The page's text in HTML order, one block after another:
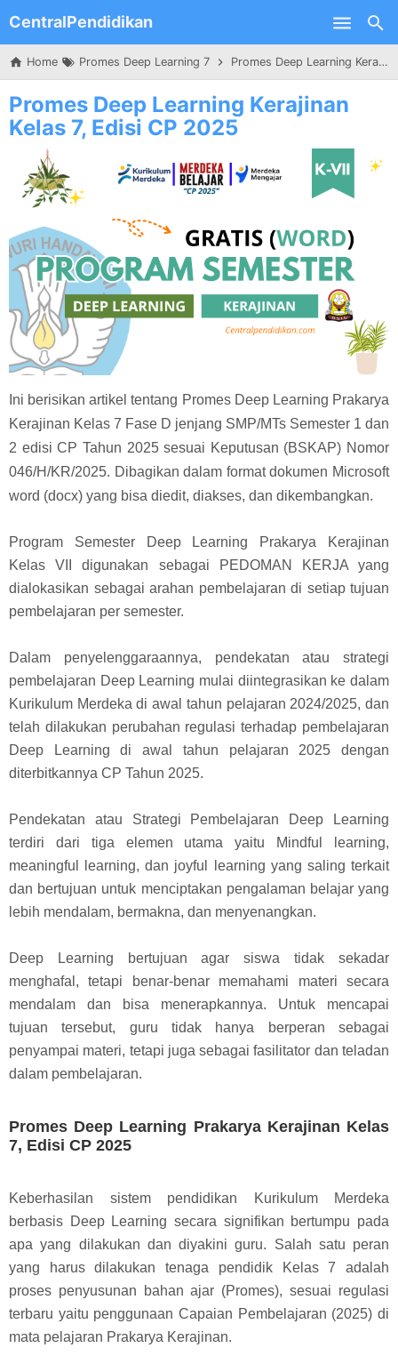
Skip to main content
CentralPendidikan
Home Promes Deep Learning 7 Promes Deep Learning Kerajinan Kelas 7, Edisi CP 2025
Promes Deep Learning Kerajinan
Kelas 7, Edisi CP 2025
Ini berisikan artikel tentang Promes Deep Learning Prakarya
Kerajinan Kelas 7 Fase D jenjang SMP/MTs Semester 1 dan
2 edisi CP Tahun 2025 sesuai Keputusan (BSKAP) Nomor
046/H/KR/2025. Dibagikan dalam format dokumen Microsoft
word (docx) yang bisa diedit, diakses, dan dikembangkan.
Program Semester Deep Learning Prakarya Kerajinan
Kelas VII digunakan sebagai PEDOMAN KERJA yang
dialokasikan sebagai arahan pembelajaran di setiap tujuan
pembelajaran per semester.
Dalam penyelenggaraannya, pendekatan atau strategi
pembelajaran Deep Learning mulai diintegrasikan ke dalam
Kurikulum Merdeka di awal tahun pelajaran 2024/2025, dan
telah dilakukan perubahan regulasi terhadap pembelajaran
Deep Learning di awal tahun pelajaran 2025 dengan
diterbitkannya CP Tahun 2025.
Pendekatan atau Strategi Pembelajaran Deep Learning
terdiri dari tiga elemen utama yaitu Mindful learning,
meaningful learning, dan joyful learning yang saling terkait
dan bertujuan untuk menciptakan pengalaman belajar yang
lebih mendalam, bermakna, dan menyenangkan.
Deep Learning bertujuan agar siswa tidak sekadar
menghafal, tetapi benar-benar memahami materi secara
mendalam dan bisa menerapkannya. Untuk mencapai
tujuan tersebut, guru tidak hanya berperan sebagai
penyampai materi, tetapi juga sebagai fasilitator dan teladan
dalam pembelajaran.
Promes Deep Learning Prakarya Kerajinan Kelas
7, Edisi CP 2025
Keberhasilan sistem pendidikan Kurikulum Merdeka
berbasis Deep Learning secara signifikan bertumpu pada
apa yang dilakukan dan diyakini guru. Salah satu peran
yang harus dilakukan tenaga pendidik Kelas 7 adalah
proses penyusunan bahan ajar (Promes), sesuai regulasi
terbaru yaitu penggunaan Capaian Pembelajaran (2025) di
mata pelajaran Prakarya Kerajinan.